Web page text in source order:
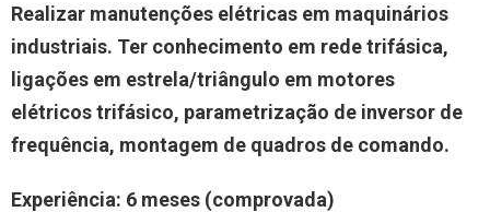
Realizar manutenções elétricas em maquinários
industriais. Ter conhecimento em rede trifásica,
ligações em estrela/triângulo em motores
elétricos trifásico, parametrização de inversor de
frequência, montagem de quadros de comando.
Experiência: 6 meses (comprovada)